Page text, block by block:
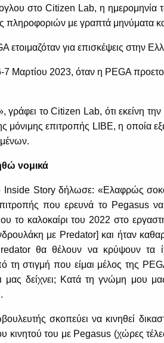
στο Citizen Lab, η ημερομηνία
πληροφοριών με γραπτά μηνύματα
ετοιμαζόταν για επισκέψεις στην
Μαρτίου 2023, όταν η PEGA
γράφει το Citizen Lab, ότι εκείνη
επιτροπής LIBE, η οποία
νομικά
Story δήλωσε: «Ελαφρώς
που ερευνά το Pegasus
το καλοκαίρι του 2022 στο
με Predator] και ήταν
θα θέλουν να κρύψουν τα
τη στιγμή που είμαι μέλος της
μας δείχνει; Κατά τη γνώμη μου
σκοπεύει να κινηθεί
κινητού του με Pegasus (χώρες